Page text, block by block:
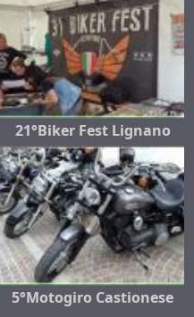
21°Biker Fest Lignano
5°Motogiro Castionese